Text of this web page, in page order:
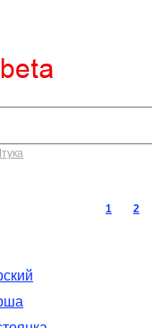
1 2